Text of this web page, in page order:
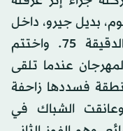
بديل جيرو، داخل
المنطقة من طرف غوزان في الدقيقة 75. واختتم
عندما تلقى
فسددها زاحفة
وعانقت الشباك في